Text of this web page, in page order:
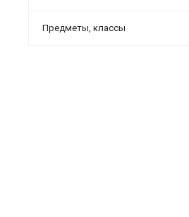
Предметы, классы